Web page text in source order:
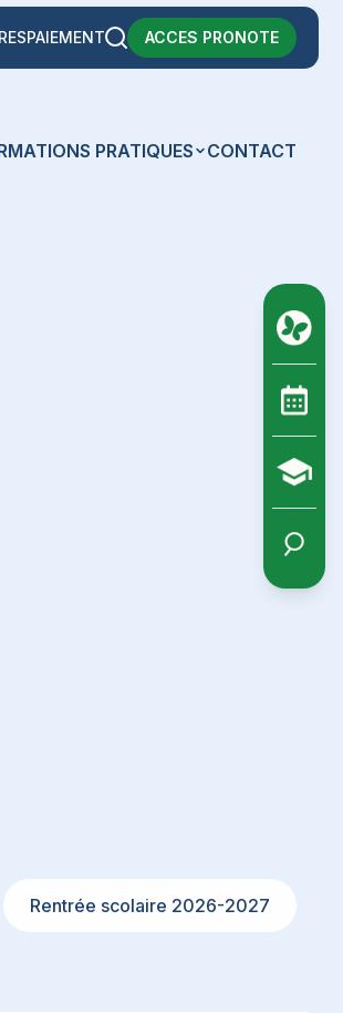
PAIEMENT ACCES PRONOTE
PRATIQUES CONTACT
Rentrée scolaire 2026-2027